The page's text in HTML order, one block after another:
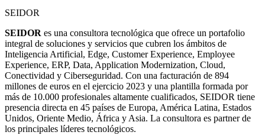
SEIDOR
SEIDOR es una consultora tecnológica que ofrece un portafolio
integral de soluciones y servicios que cubren los ámbitos de
Inteligencia Artificial, Edge, Customer Experience, Employee
Experience, ERP, Data, Application Modernization, Cloud,
Conectividad y Ciberseguridad. Con una facturación de 894
millones de euros en el ejercicio 2023 y una plantilla formada por
más de 10.000 profesionales altamente cualificados, SEIDOR tiene
presencia directa en 45 países de Europa, América Latina, Estados
Unidos, Oriente Medio, África y Asia. La consultora es partner de
los principales líderes tecnológicos.